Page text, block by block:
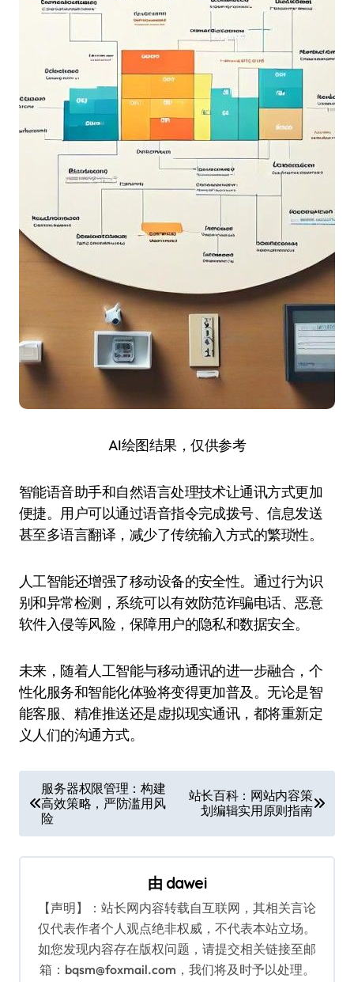
AI绘图结果，仅供参考
智能语音助手和自然语言处理技术让通讯方式更加
便捷。用户可以通过语音指令完成拨号、信息发送
甚至多语言翻译，减少了传统输入方式的繁琐性。
人工智能还增强了移动设备的安全性。通过行为识
别和异常检测，系统可以有效防范诈骗电话、恶意
软件入侵等风险，保障用户的隐私和数据安全。
未来，随着人工智能与移动通讯的进一步融合，个
性化服务和智能化体验将变得更加普及。无论是智
能客服、精准推送还是虚拟现实通讯，都将重新定
义人们的沟通方式。
章
导
航
服务器权限管理：构建
高效策略，严防滥用风
险
站长百科：网站内容策
划编辑实用原则指南
由 dawei
【声明】：站长网内容转载自互联网，其相关言论
仅代表作者个人观点绝非权威，不代表本站立场。
如您发现内容存在版权问题，请提交相关链接至邮
箱：bqsm@foxmail.com，我们将及时予以处理。